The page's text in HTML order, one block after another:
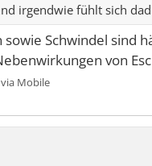
irgendwie fühlt sich
sowie Schwindel sind
von